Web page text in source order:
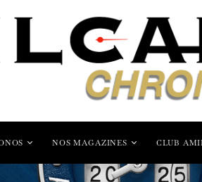
NOS MAGAZINES CLUB